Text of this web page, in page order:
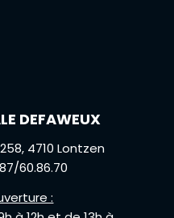
DEFAWEUX
4710 Lontzen
60.86.70
: